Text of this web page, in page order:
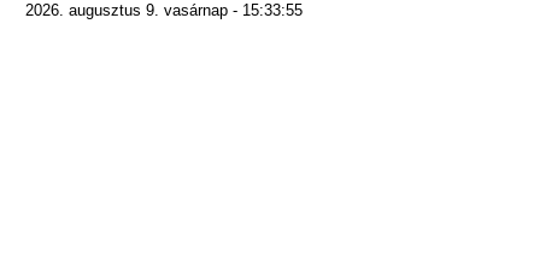
2026. augusztus 9. vasárnap - 15:33:55